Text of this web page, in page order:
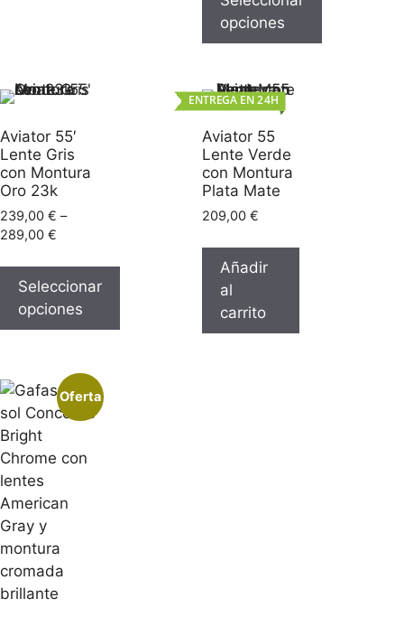
opciones
Aviator 55′
Lente Gris
con Montura
Oro 23k
239,00 € –
289,00 €
Seleccionar
opciones
ENTREGA EN 24H
Aviator 55
Lente Verde
con Montura
Plata Mate
209,00 €
Añadir
al
carrito
Oferta